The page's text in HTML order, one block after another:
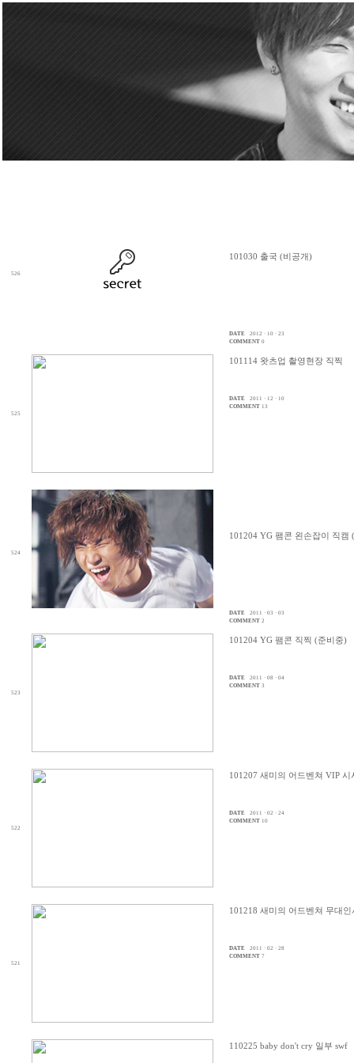
526
101030 출국 (비공개)
DATE
2012 · 10 · 23
COMMENT 0
525
101114 왓츠업 촬영현장 직찍
DATE
2011 · 12 · 10
COMMENT 13
524
101204 YG 팸콘 왼손잡이 직캠
DATE
2011 · 03 · 03
COMMENT 2
523
101204 YG 팸콘 직찍 (준비중)
DATE
2011 · 08 · 04
COMMENT 3
522
101207 새미의 어드벤쳐 VIP
DATE
2011 · 02 · 24
COMMENT 10
521
101218 새미의 어드벤쳐 무대
DATE
2011 · 02 · 28
COMMENT 7
110225 baby don't cry 일부 swf